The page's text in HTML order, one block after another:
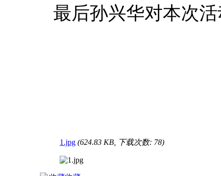
最后孙兴华对本次
1.jpg (624.83 KB, 下载次数: 78)